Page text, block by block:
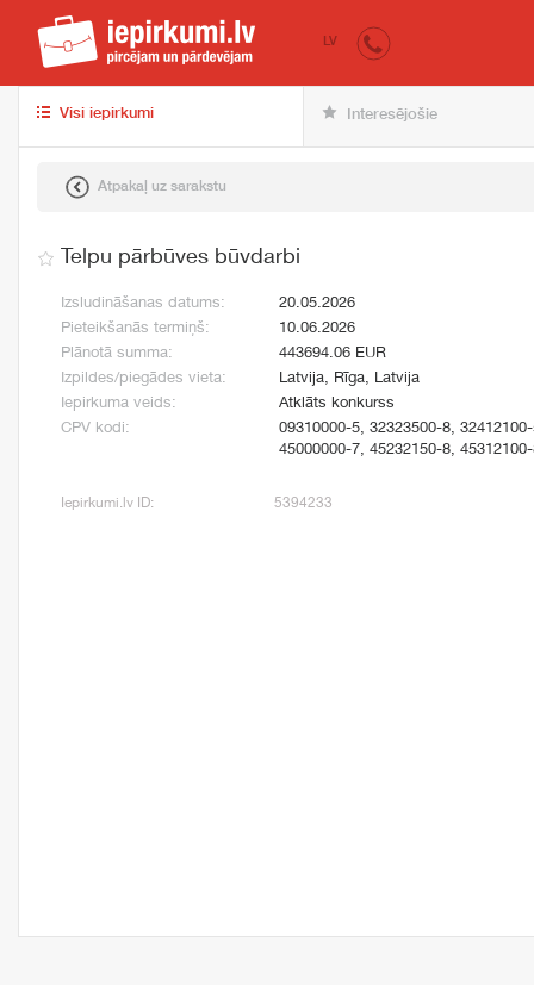
iepirkumi.lv
LV
Visi iepirkumi Interesējošie
Atpakaļ uz sarakstu
Telpu pārbūves būvdarbi
Izsludināšanas datums:
20.05.2026
Pieteikšanās termiņš:
10.06.2026
Plānotā summa:
443694.06 EUR
Izpildes/piegādes vieta:
Latvija, Rīga, Latvija
Iepirkuma veids:
Atklāts konkurss
CPV kodi:
09310000-5, 32323500-8,
45000000-7, 45232150-8,
Iepirkumi.lv ID: 5394233